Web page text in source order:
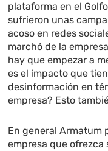
plataforma en el
sufrieron unas
acoso en redes
marchó de la
hay que empezar a
es el impacto que
desinformación en
empresa? Esto
En general Armatum
empresa que